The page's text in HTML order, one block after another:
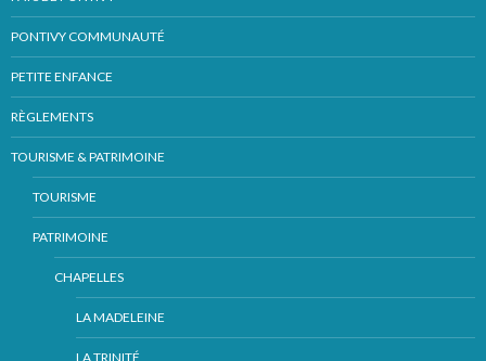
PONTIVY COMMUNAUTÉ
PETITE ENFANCE
RÈGLEMENTS
TOURISME & PATRIMOINE
TOURISME
PATRIMOINE
CHAPELLES
LA MADELEINE
LA TRINITÉ